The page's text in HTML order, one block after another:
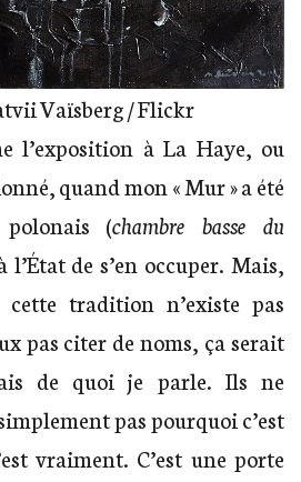
Vaïsberg / Flickr
l’exposition à La Haye, ou
quand mon « Mur » a été
(chambre basse du
l’État de s’en occuper. Mais,
cette tradition n’existe pas
pas citer de noms, ça serait
de quoi je parle. Ils ne
pas pourquoi c’est
vraiment. C’est une porte